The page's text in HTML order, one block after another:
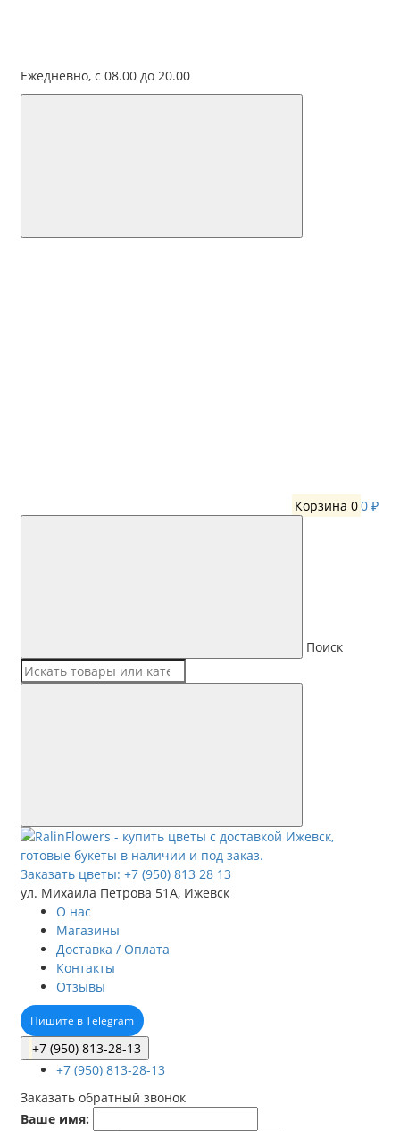
Ежедневно, с 08.00 до 20.00
Корзина 00 ₽
Поиск
Заказать цветы: +7 (950) 813 28 13
ул. Михаила Петрова 51А, Ижевск
О нас
Магазины
Доставка / Оплата
Контакты
Отзывы
Пишите в Telegram
+7 (950) 813-28-13
+7 (950) 813-28-13
Заказать обратный звонок
Ваше имя: